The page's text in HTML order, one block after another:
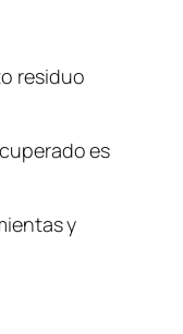
residuo
es
y